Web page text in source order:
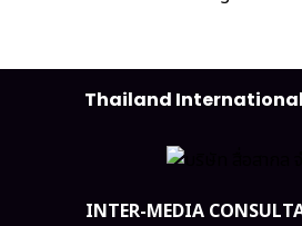
Thailand International
INTER-MEDIA